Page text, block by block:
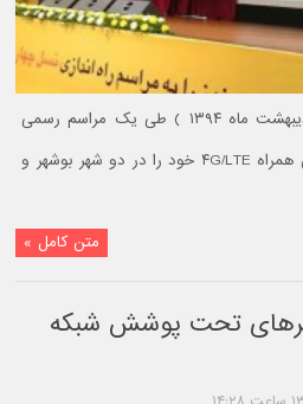
شرکت ایرانسل دیروز ( یکم اردیبهشت ماه ۱۳۹۴ ) طی یک مراسم رسمی
در بوشهر شبکه نسل چهارم تلفن همراه ۴G/LTE خود را در دو شهر بوشهر و
متن کامل »
تحت پوشش شبکه